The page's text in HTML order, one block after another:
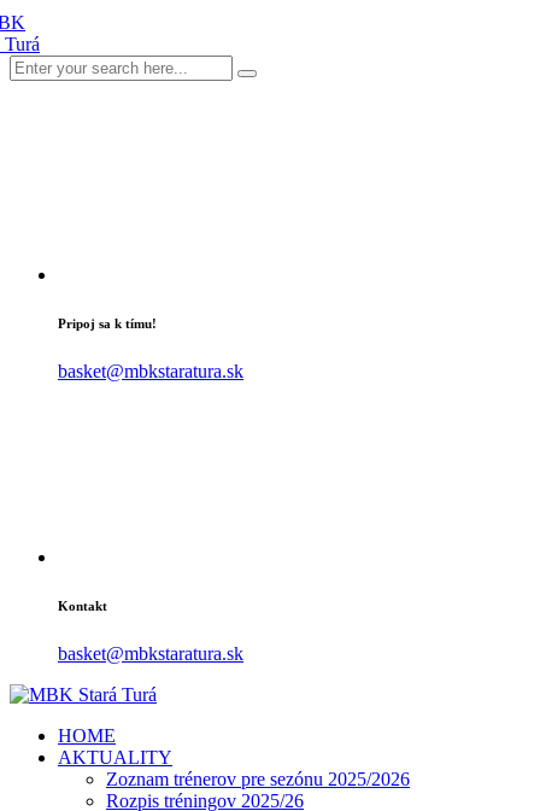
Pripoj sa k tímu!
basket@mbkstaratura.sk
Kontakt
basket@mbkstaratura.sk
HOME
AKTUALITY
Zoznam trénerov pre sezónu 2025/2026
Rozpis tréningov 2025/26